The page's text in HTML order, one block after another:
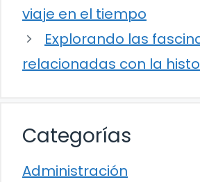
viaje en el tiempo
Explorando las
relacionadas con la
Categorías
Administración